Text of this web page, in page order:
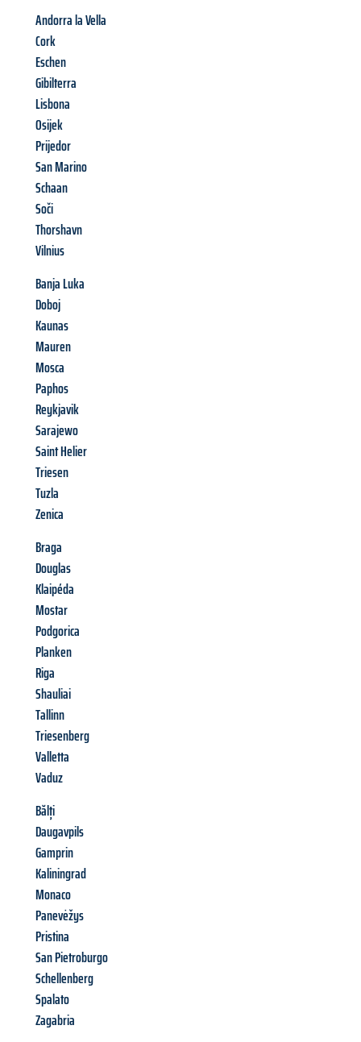
Andorra la Vella
Cork
Eschen
Gibilterra
Lisbona
Osijek
Prijedor
San Marino
Schaan
Soči
Thorshavn
Vilnius
Banja Luka
Doboj
Kaunas
Mauren
Mosca
Paphos
Reykjavik
Sarajewo
Saint Helier
Triesen
Tuzla
Zenica
Braga
Douglas
Klaipéda
Mostar
Podgorica
Planken
Riga
Shauliai
Tallinn
Triesenberg
Valletta
Vaduz
Bălți
Daugavpils
Gamprin
Kaliningrad
Monaco
Panevėžys
Pristina
San Pietroburgo
Schellenberg
Spalato
Zagabria